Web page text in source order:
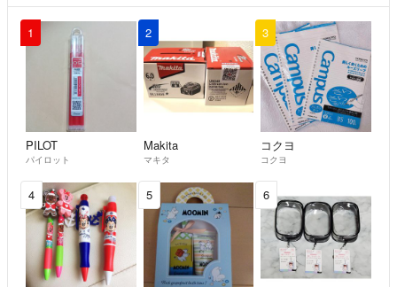
1
PILOT
パイロット
2
Makita
マキタ
3
コクヨ
コクヨ
4 5 6